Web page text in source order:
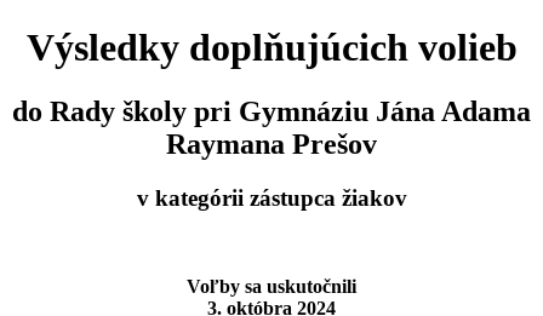
Výsledky doplňujúcich volieb
do Rady školy pri Gymnáziu Jána Adama
Raymana Prešov
v kategórii zástupca žiakov
Voľby sa uskutočnili
3. októbra 2024